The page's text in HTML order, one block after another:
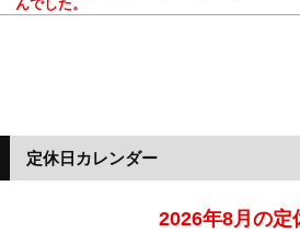
定休日カレンダー
2026年8月の定